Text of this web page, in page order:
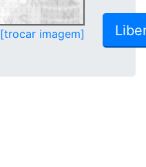
[trocar imagem]